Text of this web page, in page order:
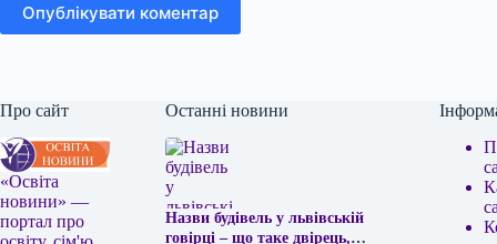
Опублікувати коментар
Про сайт
«Освіта
новини» —
портал про
Останні новини
Назви будівель у львівській
говірці – що таке двірець,